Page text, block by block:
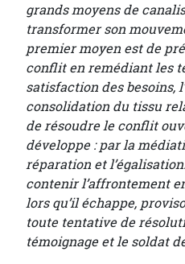
grands moyens de
transformer son
premier moyen est de
conflit en remédiant les
satisfaction des besoins,
consolidation du tissu
de résoudre le conflit
développe : par la
réparation et
contenir l’affrontement
lors qu’il échappe,
toute tentative de
témoignage et le soldat